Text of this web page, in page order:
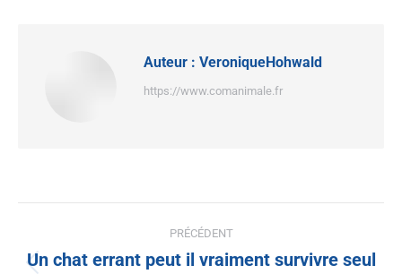
Auteur : VeroniqueHohwald
https://www.comanimale.fr
PRÉCÉDENT
Un chat errant peut il vraiment survivre seul